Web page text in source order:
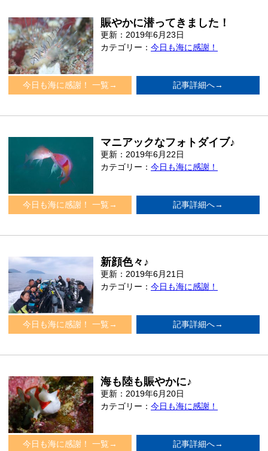
賑やかに潜ってきました！
更新：2019年6月23日
カテゴリー： 今日も海に感謝！
今日も海に感謝！ 一覧→ 記事詳細へ→
マニアックなフォトダイブ♪
更新：2019年6月22日
カテゴリー： 今日も海に感謝！
今日も海に感謝！ 一覧→ 記事詳細へ→
新顔色々♪
更新：2019年6月21日
カテゴリー： 今日も海に感謝！
今日も海に感謝！ 一覧→ 記事詳細へ→
海も陸も賑やかに♪
更新：2019年6月20日
カテゴリー： 今日も海に感謝！
今日も海に感謝！ 一覧→ 記事詳細へ→